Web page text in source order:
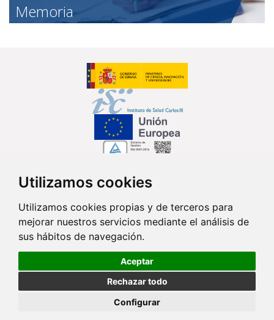
Utilizamos cookies
Utilizamos cookies propias y de terceros para
mejorar nuestros servicios mediante el análisis de
sus hábitos de navegación.
Aceptar
Rechazar todo
Configurar
Memoria
Síguenos en...
Contacto
Av. Monforte de Lemos, 3-5. Pabellón 11. Planta 0 28029 Madrid
info@ciberisciii.es
Política de Privacidad
| Portal de Transparencia